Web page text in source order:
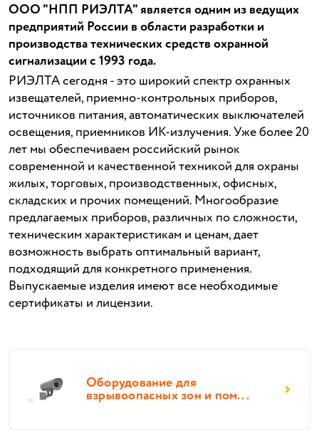
ООО "НПП РИЭЛТА" является одним из ведущих
предприятий России в области разработки и
производства технических средств охранной
сигнализации с 1993 года.
РИЭЛТА сегодня - это широкий спектр охранных
извещателей, приемно-контрольных приборов,
источников питания, автоматических выключателей
освещения, приемников ИК-излучения. Уже более 20
лет мы обеспечиваем российский рынок
современной и качественной техникой для охраны
жилых, торговых, производственных, офисных,
складских и прочих помещений. Многообразие
предлагаемых приборов, различных по сложности,
техническим характеристикам и ценам, дает
возможность выбрать оптимальный вариант,
подходящий для конкретного применения.
Выпускаемые изделия имеют все необходимые
сертификаты и лицензии.
Оборудование для
взрывоопасных зон и пом...